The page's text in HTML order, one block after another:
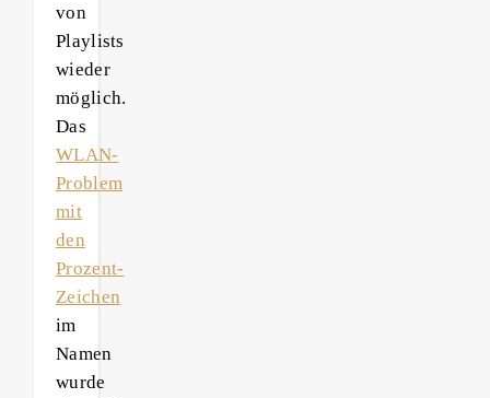
von
Playlists
wieder
möglich.
Das
WLAN-
Problem
mit
den
Prozent-
Zeichen
im
Namen
wurde